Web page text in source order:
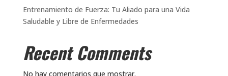
Entrenamiento de Fuerza: Tu Aliado para una Vida
Saludable y Libre de Enfermedades
Recent Comments
No hay comentarios que mostrar.